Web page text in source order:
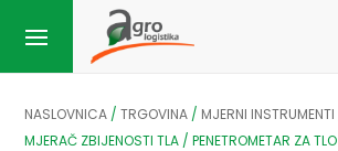
NASLOVNICA /TRGOVINA / MJERNI INSTRUMENTI
MJERAČ ZBIJENOSTI TLA / PENETROMETAR ZA TLO